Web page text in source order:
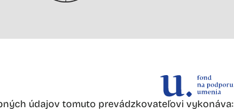
údajov tomuto prevádzkovateľovi vykonáva: